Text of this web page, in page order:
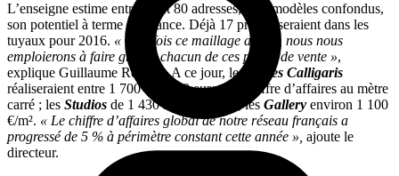
L’enseigne estime entre 75 et 80 adresses, tous modèles confondus,
son potentiel à terme en France. Déjà 17 projets seraient dans les
tuyaux pour 2016. « Une fois ce maillage atteint, nous nous
emploierons à faire grossir chacun de ces points de vente »,
explique Guillaume Renault. A ce jour, les
Stores Calligaris
réaliseraient entre 1 700 et 2 200 euros de chiffre d’affaires au mètre
carré ; les Studios de 1 430 à 1 540 €/m² ; les Gallery environ 1 100
€/m². « Le chiffre d’affaires global de notre réseau français a
progressé de 5 % à périmètre constant cette année », ajoute le
directeur.